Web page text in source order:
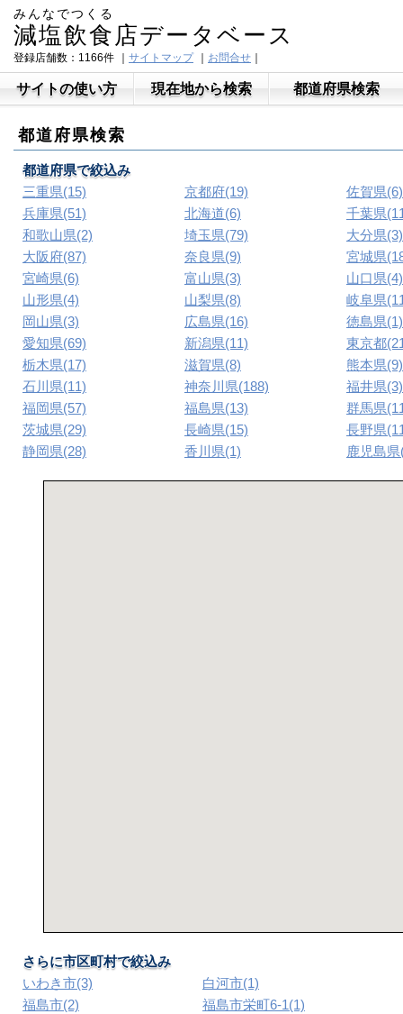
みんなでつくる
減塩飲食店データベース
登録店舗数：1166件 サイトマップ お問合せ
サイトの使い方 現在地から検索 都道府県検索
都道府県検索
都道府県で絞込み
三重県(15)
京都府(19)
佐賀県(6)
兵庫県(51)
北海道(6)
千葉県
和歌山県(2)
埼玉県(79)
大分県(3)
大阪府(87)
奈良県(9)
宮城県
宮崎県(6)
富山県(3)
山口県(4)
山形県(4)
山梨県(8)
岐阜県
岡山県(3)
広島県(16)
徳島県(1)
愛知県(69)
新潟県(11)
東京都
栃木県(17)
滋賀県(8)
熊本県(9)
石川県(11)
神奈川県(188)
福井県(3)
福岡県(57)
福島県(13)
群馬県
茨城県(29)
長崎県(15)
長野県
静岡県(28)
香川県(1) 鹿児島
さらに市区町村で絞込み
いわき市(3)
白河市(1)
福島市(2)
福島市栄町6-1(1)